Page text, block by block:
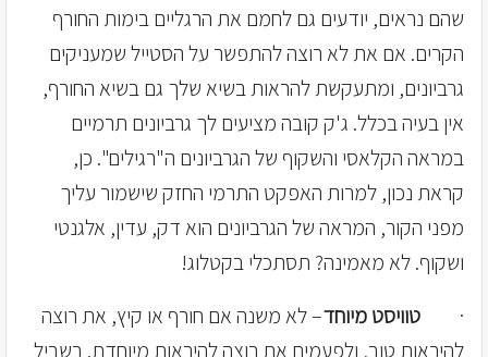
שהם נראים, יודעים גם לחמם את הרגליים בימות החורף
הקרים. אם את לא רוצה להתפשר על הסטייל שמעניקים
גרביונים, ומתעקשת להראות בשיא שלך גם בשיא החורף,
אין בעיה בכלל. ג'ק קובה מציעים לך גרביונים תרמיים
במראה הקלאסי והשקוף של הגרביונים ה"רגילים". כן,
קראת נכון, למרות האפקט התרמי החזק שישמור עליך
מפני הקור, המראה של הגרביונים הוא דק, עדין, אלגנטי
ושקוף. לא מאמינה? תסתכלי בקטלוג!
· טוויסט מיוחד– לא משנה אם חורף או קיץ, את רוצה
להיראות טוב, ולפעמים את רוצה להיראות מיוחדת. בשביל